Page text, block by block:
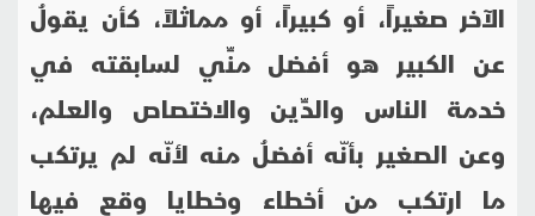
الآخر صغيراً، أو كبيراً، أو مماثلاً، كأن يقولُ
عن الكبير هو أفضل منِّي لسابقته في
خدمة الناس والدِّين والاختصاص والعلم،
وعن الصغير بأنّه أفضلُ منه لأنّه لم يرتكب
ما ارتكب من أخطاء وخطايا وقع فيها